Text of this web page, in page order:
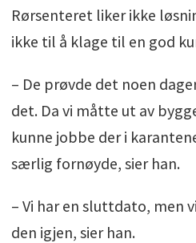
Rørsenteret liker ikke
ikke til å klage til en god
– De prøvde det noen
det. Da vi måtte ut av
kunne jobbe der i
særlig fornøyde, sier han.
– Vi har en sluttdato, men
den igjen, sier han.